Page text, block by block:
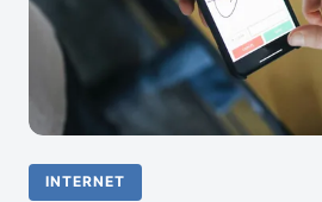
INTERNET